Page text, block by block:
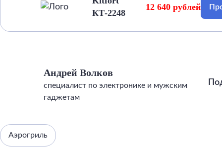
КТ-2248
12 640 рублей
Андрей Волков
специалист по электронике и мужским
гаджетам
Аэрогриль